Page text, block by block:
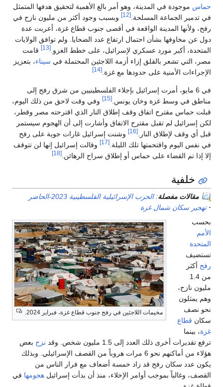
حماس موجودة في المدينة، وهو أمر بالغ الأهمية لتحقيق هدفها المتمثل
في تدمير الجماعة المسلحة. [12]
وبسبب وجود أكثر من مليون نازح في
رفح، ولأنها المدينة الواقعة في أقصى جنوب قطاع غزة، أعربت عدة
دول عن مخاوفها بشأن احتمال ارتفاع عدد الضحايا. ولم توافق الولايات
المتحدة، أكبر مورد عسكري لإسرائيل، على خطط الغزو. [13]
قامت
مصر، التي تشعر بالقلق إزاء أزمة اللاجئين المحتملة في سيناء، بتعزيز
الإجراءات الأمنية على حدودها مع غزة. [14]
في 6 مايو، أمرت إسرائيل بإجلاء الفلسطينيين من شرق رفح إلى
مناطق في وسط غزة وخان يونس. [15]
وفي وقت لاحق من ذلك اليوم،
قبلت حماس مقترح اتفاق وقف إطلاق النار الذي اقترحته مصر وقطر،
لكن إسرائيل لم تقبل مقترح الاتفاق وأشارت إلى أن الهجوم سيستمر
قبل أي وقف لإطلاق النار.
[16]
وشنت إسرائيل غارات جوية على رفح
في نفس اليوم واقتحمتها تلك الليلة. [17]
وقالت إسرائيل إنها لن تتوقف
إلا إذا تم القضاء على حماس أو إطلاق سراح الرهائن. [18]
خلفية
مقالات مفصلة:الحرب الإسرائيلية الفلسطينية 2023-الحاضر
تهجير سكان شمال غزة
مخيمات اللاجئين في رفح جنوب قطاع غزة، فبراير 2024.
بحسب
الأمم
المتحدة
تستضيف
رفح أكثر
من 1.4
مليون نازح،
وهم يمثلون
نحو نصف
سكان قطاع
غزة، بينما
ترفع تقديرات أخرى ذلك العدد إلى 1.5 مليون شخص. وقد
نزح بعض
هؤلاء من أماكنهم نحو 6 مرات هروباً من القصف الإسرائيلي. وبذلك
يكون عدد سكان رفح قد زاد خمسة أضعاف مع فرار الناس من
القصف، وغالباً بموجب أوامر الإخلاء، منذ أن بدأت إسرائيل هجومها في